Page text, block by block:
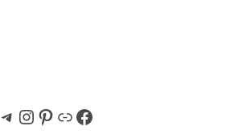
Telegram
Instagram
Pinterest
BağlantıFacebook